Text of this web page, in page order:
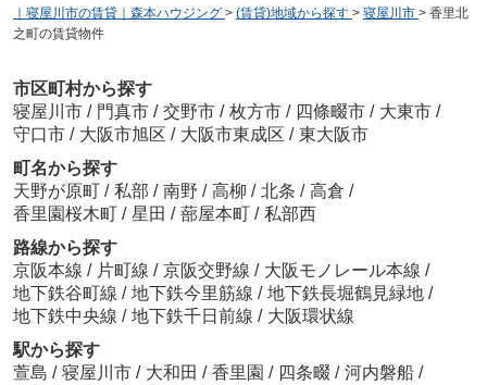
｜寝屋川市の賃貸｜森本ハウジング > (賃貸)地域から探す > 寝屋川市 > 香里北
之町の賃貸物件
市区町村から探す
寝屋川市 / 門真市 / 交野市 / 枚方市 / 四條畷市 / 大東市 /
守口市 / 大阪市旭区 / 大阪市東成区 / 東大阪市
町名から探す
天野が原町 / 私部 / 南野 / 高柳 / 北条 / 高倉 /
香里園桜木町 / 星田 / 蔀屋本町 / 私部西
路線から探す
京阪本線 / 片町線 / 京阪交野線 / 大阪モノレール本線 /
地下鉄谷町線 / 地下鉄今里筋線 / 地下鉄長堀鶴見緑地 /
地下鉄中央線 / 地下鉄千日前線 / 大阪環状線
駅から探す
萱島 / 寝屋川市 / 大和田 / 香里園 / 四条畷 / 河内磐船 /